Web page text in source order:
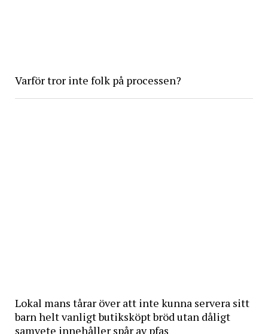
Varför tror inte folk på processen?
Lokal mans tårar över att inte kunna servera sitt
barn helt vanligt butiksköpt bröd utan dåligt
samvete innehåller spår av pfas